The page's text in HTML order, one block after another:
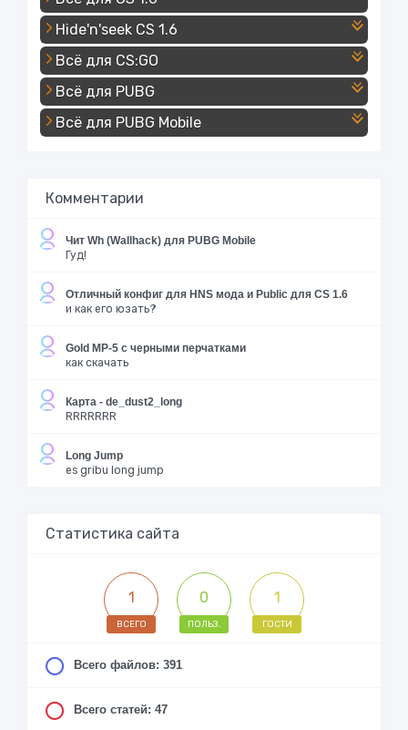
Hide'n'seek CS 1.6
Всё для CS:GO
Всё для PUBG
Всё для PUBG Mobile
Комментарии
Чит Wh (Wallhack) для PUBG Mobile
Гуд!
Отличный конфиг для HNS мода и Public для CS 1.6
и как его юзать?
Gold MP-5 с черными перчатками
как скачать
Карта - de_dust2_long
RRRRRRR
Long Jump
es gribu long jump
Статистика сайта
1
ВСЕГО
0
ПОЛЬЗ.
1
ГОСТИ
Всего файлов: 391
Всего статей: 47